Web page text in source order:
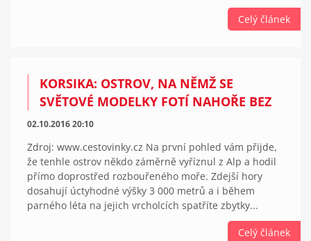
Celý článek
KORSIKA: OSTROV, NA NĚMŽ SE
SVĚTOVÉ MODELKY FOTÍ NAHOŘE BEZ
02.10.2016 20:10
Zdroj: www.cestovinky.cz Na první pohled vám přijde,
že tenhle ostrov někdo záměrně vyříznul z Alp a hodil
přímo doprostřed rozbouřeného moře. Zdejší hory
dosahují úctyhodné výšky 3 000 metrů a i během
parného léta na jejich vrcholcích spatříte zbytky...
Celý článek